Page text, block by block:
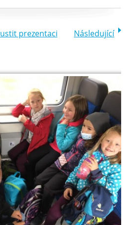
prezentaci Následující